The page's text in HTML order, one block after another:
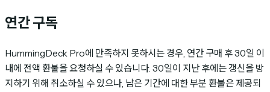
연간 구독
HummingDeck Pro에 만족하지 못하시는 경우, 연간 구매 후 30일 이
내에 전액 환불을 요청하실 수 있습니다. 30일이 지난 후에는 갱신을 방
지하기 위해 취소하실 수 있으나, 남은 기간에 대한 부분 환불은 제공되